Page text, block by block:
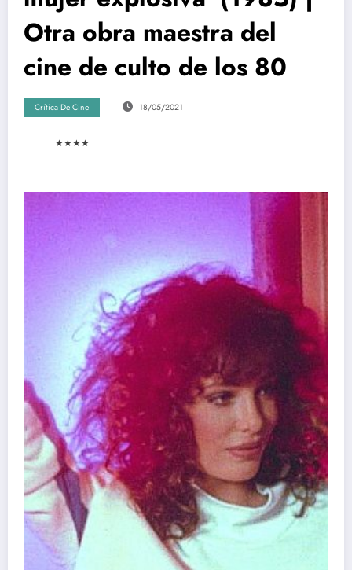
Otra obra maestra del
cine de culto de los 80
Crítica De Cine 18/05/2021
★★★★